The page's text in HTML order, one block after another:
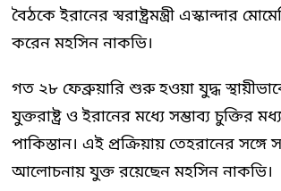
বৈঠকে ইরানের স্বরাষ্ট্রমন্ত্রী এস্কান্দার
করেন মহসিন নাকভি।
গত ২৮ ফেব্রুয়ারি শুরু হওয়া যুদ্ধ
যুক্তরাষ্ট্র ও ইরানের মধ্যে সম্ভাব্য চুক্তির
পাকিস্তান। এই প্রক্রিয়ায় তেহরানের সঙ্গে
আলোচনায় যুক্ত রয়েছেন মহসিন নাকভি।